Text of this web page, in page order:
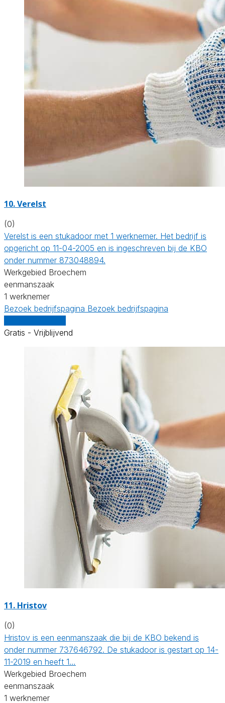
10. Verelst
(0)
Verelst is een stukadoor met 1 werknemer. Het bedrijf is
opgericht op 11-04-2005 en is ingeschreven bij de KBO
onder nummer 873048894.
Werkgebied Broechem
eenmanszaak
1 werknemer
Bezoek bedrijfspagina Bezoek bedrijfspagina
Gratis - Vrijblijvend
11. Hristov
(0)
Hristov is een eenmanszaak die bij de KBO bekend is
onder nummer 737646792. De stukadoor is gestart op 14-
11-2019 en heeft 1…
Werkgebied Broechem
eenmanszaak
1 werknemer